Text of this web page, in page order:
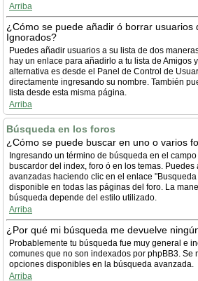
Arriba
¿Cómo se puede añadir ó borrar usuarios
Ignorados?
Puedes añadir usuarios a su lista de dos
hay un enlace para añadirlo a tu lista de Amigos
alternativa es desde el Panel de Control de
directamente ingresando su nombre. También
lista desde esta misma página.
Arriba
Búsqueda en los foros
¿Cómo se puede buscar en uno o varios
Ingresando un término de búsqueda en el
buscardor del index, foro ó en los temas.
avanzadas haciendo clic en el enlace
disponible en todas las páginas del foro. La
búsqueda depende del estilo utilizado.
Arriba
¿Por qué mi búsqueda me devuelve
Probablemente tu búsqueda fue muy general e
comunes que no son indexados por phpBB3. Se
opciones disponibles en la búsqueda avanzada.
Arriba